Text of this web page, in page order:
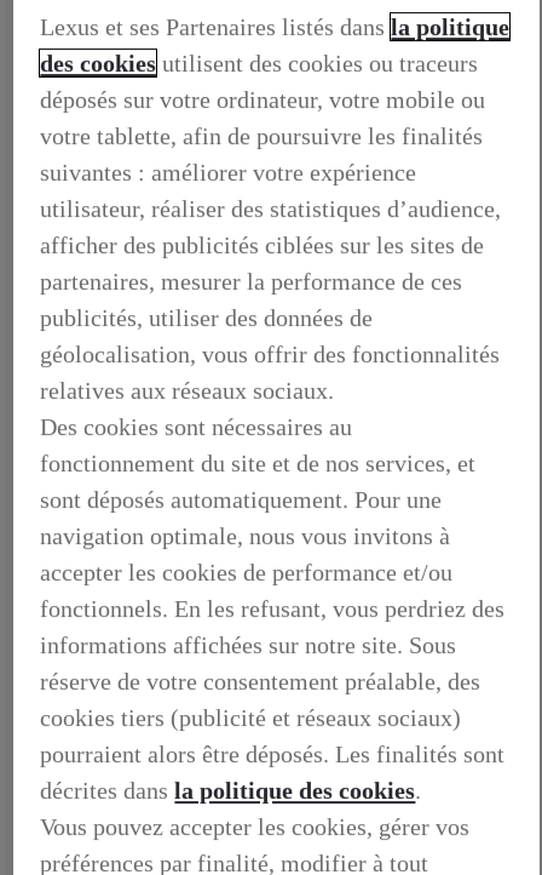
Nos options sur mesure
Contactez-nous
L'ELECTRIFIED PROGRAM
NOS LEXUS EN STOCK
OFFRES DU MOMENT
DÉCOUVREZ TOUTES NOS OFFRES
OFFRES
OCCASIONS
NOTRE STOCK D'OCCASIONS
VENDEZ VOTRE VEHICULE
FINANCEZ VOTRE OCCASION
GARANTIE LEXUS PREFERENCE
LIVRET DE BIENVENUE
FOIRE AUX QUESTIONS
Lexus et ses Partenaires listés dansla politique
des cookies utilisent des cookies ou traceurs
déposés sur votre ordinateur, votre mobile ou
votre tablette, afin de poursuivre les finalités
suivantes : améliorer votre expérience
utilisateur, réaliser des statistiques d’audience,
afficher des publicités ciblées sur les sites de
partenaires, mesurer la performance de ces
publicités, utiliser des données de
géolocalisation, vous offrir des fonctionnalités
relatives aux réseaux sociaux.
Des cookies sont nécessaires au
fonctionnement du site et de nos services, et
sont déposés automatiquement. Pour une
navigation optimale, nous vous invitons à
accepter les cookies de performance et/ou
fonctionnels. En les refusant, vous perdriez des
informations affichées sur notre site. Sous
réserve de votre consentement préalable, des
cookies tiers (publicité et réseaux sociaux)
pourraient alors être déposés. Les finalités sont
décrites dansla politique des cookies.
Vous pouvez accepter les cookies, gérer vos
préférences par finalité, modifier à tout